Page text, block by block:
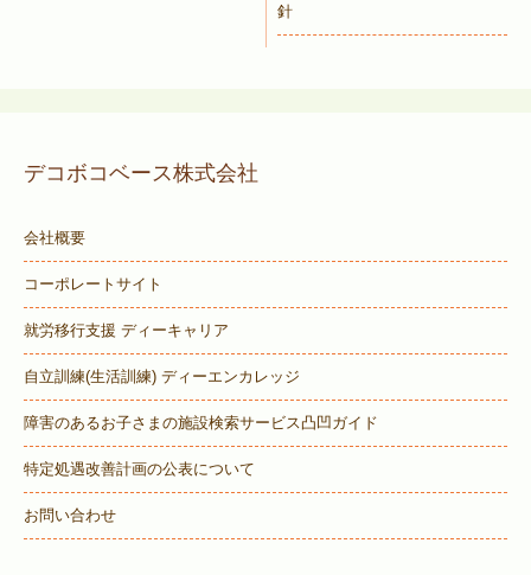
針
デコボコベース株式会社
会社概要
コーポレートサイト
就労移行支援 ディーキャリア
自立訓練(生活訓練) ディーエンカレッジ
障害のあるお子さまの施設検索サービス凸凹ガイド
特定処遇改善計画の公表について
お問い合わせ